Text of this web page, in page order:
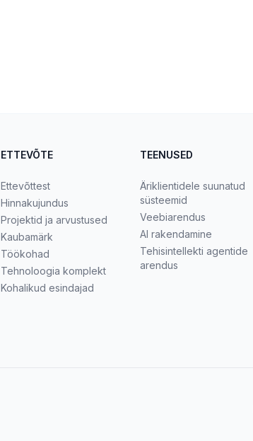
ETTEVÕTE
Ettevõttest
Hinnakujundus
Projektid ja arvustused
Kaubamärk
Töökohad
Tehnoloogia komplekt
Kohalikud esindajad
TEENUSED
Äriklientidele suunatud
süsteemid
Veebiarendus
AI rakendamine
Tehisintellekti agentide
arendus